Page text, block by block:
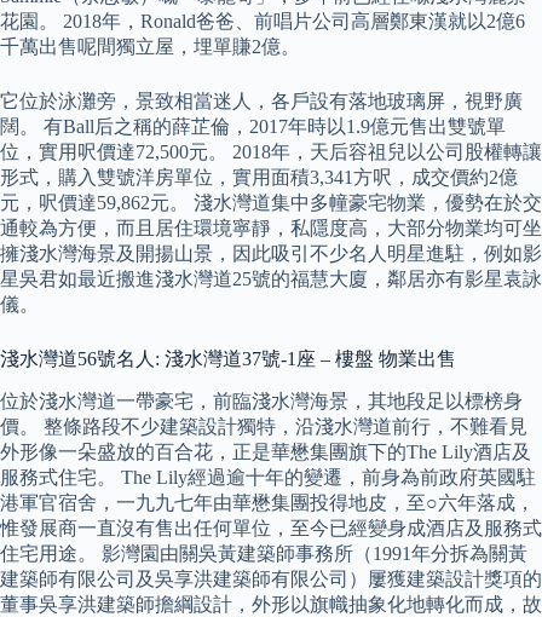
花園。 2018年，Ronald爸爸、前唱片公司高層鄭東漢就以2億6
千萬出售呢間獨立屋，埋單賺2億。
它位於泳灘旁，景致相當迷人，各戶設有落地玻璃屏，視野廣
闊。 有Ball后之稱的薛芷倫，2017年時以1.9億元售出雙號單
位，實用呎價達72,500元。 2018年，天后容祖兒以公司股權轉讓
形式，購入雙號洋房單位，實用面積3,341方呎，成交價約2億
元，呎價達59,862元。 淺水灣道集中多幢豪宅物業，優勢在於交
通較為方便，而且居住環境寧靜，私隱度高，大部分物業均可坐
擁淺水灣海景及開揚山景，因此吸引不少名人明星進駐，例如影
星吳君如最近搬進淺水灣道25號的福慧大廈，鄰居亦有影星袁詠
儀。
淺水灣道56號名人: 淺水灣道37號-1座 – 樓盤 物業出售
位於淺水灣道一帶豪宅，前臨淺水灣海景，其地段足以標榜身
價。 整條路段不少建築設計獨特，沿淺水灣道前行，不難看見
外形像一朵盛放的百合花，正是華懋集團旗下的The Lily酒店及
服務式住宅。 The Lily經過逾十年的變遷，前身為前政府英國駐
港軍官宿舍，一九九七年由華懋集團投得地皮，至○六年落成，
惟發展商一直沒有售出任何單位，至今已經變身成酒店及服務式
住宅用途。 影灣園由關吳黃建築師事務所（1991年分拆為關黃
建築師有限公司及吳享洪建築師有限公司）屢獲建築設計獎項的
董事吳享洪建築師擔綱設計，外形以旗幟抽象化地轉化而成，故